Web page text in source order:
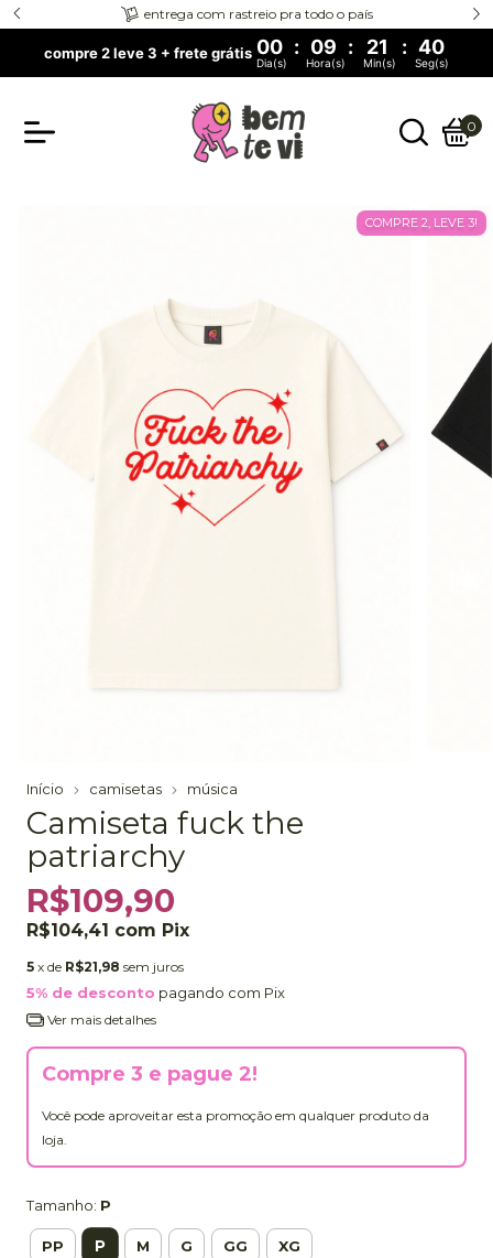
entrega com rastreio pra todo o país
compre 2 leve 3 + frete grátis 00 : 09 : 21 : 40
Dia(s) Hora(s) Min(s) Seg(s)
0
COMPRE 2, LEVE 3!
Início camisetas música
Camiseta fuck the
patriarchy
R$109,90
R$104,41 com Pix
5 x de R$21,98 sem juros
5% de desconto pagando com Pix
Ver mais detalhes
Compre 3 e pague 2!
Você pode aproveitar esta promoção em qualquer produto da
loja.
Tamanho: P
PP P M G GG XG